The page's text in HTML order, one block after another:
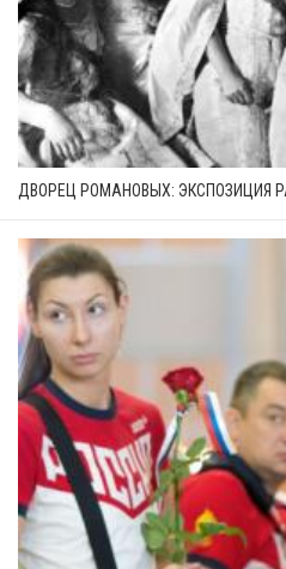
ДВОРЕЦ РОМАНОВЫХ: ЭКСПОЗИЦИЯ